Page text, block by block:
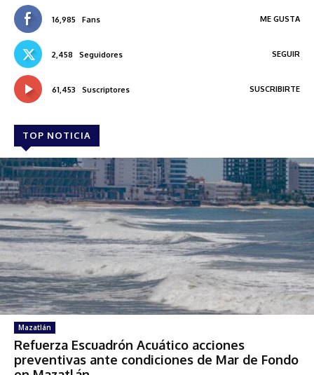
16,985 Fans ME GUSTA
2,458 Seguidores SEGUIR
61,453 Suscriptores SUSCRIBIRTE
TOP NOTICIA
Mazatlán
Refuerza Escuadrón Acuático acciones
preventivas ante condiciones de Mar de Fondo